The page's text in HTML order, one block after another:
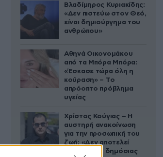
Βλαδίμηρος Κυριακίδης:
«Δεν πιστεύω στον Θεό,
είναι δημιούργημα του
ανθρώπου»
Αθηνά Οικονομάκου
από τα Μπόρα Μπόρα:
«Έσκασε τώρα όλη η
κούραση» – Το
απρόοπτο πρόβλημα
υγείας
Χρίστος Κούγιας – Η
αυστηρή ανακοίνωση
για την προσωπική του
ζωή: «Δεν αποτελεί
αντικείμενο δημόσιας